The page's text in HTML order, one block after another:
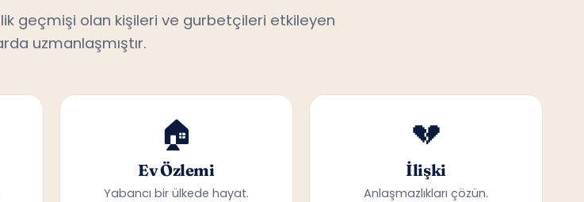
geçmişi olan kişileri ve gurbetçileri etkileyen
uzmanlaşmıştır.
🏠
Ev Özlemi
Yabancı bir ülkede hayat.
💔
İlişki
Anlaşmazlıkları çözün.